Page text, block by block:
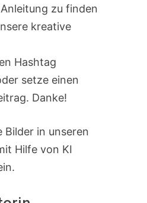
zu finden
kreative
Hashtag
setze einen
Danke!
Bilder in unseren
Hilfe von KI